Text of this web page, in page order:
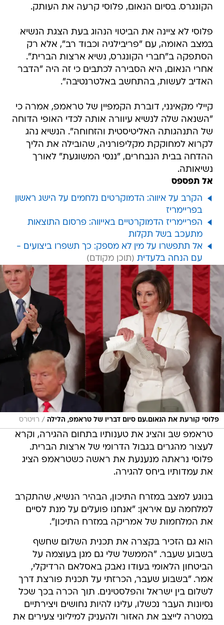
הקונגרס. בסיום הנאום, פלוסי קרעה את העותק.
פלוסי לא ציינה את הביטוי הנהוג בעת הצגת הנשיא
במצב האומה, עם "פריבילגיה וכבוד רב", אלא רק
הסתפקה ב"חברי הקונגרס, נשיא ארצות הברית".
אחרי הנאום, היא הסבירה לכתבים כי זה היה "הדבר
האדיב לעשות, בהתחשב באלטרנטיבה".
קיילי מקאינני, דוברת הקמפיין של טראמפ, אמרה כי
"השנאה שלה לנשיא עיוורה אותה לכדי האופי הדוחה
של התנהגותה האליטיסטית והזחוחה". הנשיא נהג
לקרוא למחוקקת מקליפורניה, שהובילה את הליך
ההדחה בבית הנבחרים, "ננסי המשוגעת" לאורך
נשיאותה.
אל תפספס
הקרב על איווה: הדמוקרטים נלחמים על הישג ראשון
בפריימריז
הפריימריז הדמוקרטיים באייווה: פרסום התוצאות
מתעכב בשל תקלות
אל תתפשרו על מין לא מספק: כך תשפרו ביצועים -
עם הנחה בלעדית
פלוסי קורעת את הנאום.עם סיום דבריו של טראמפ, הלילה / רויטרס
טראמפ שב והציג את טענותיו בתחום ההגירה, וקרא
לעצור מהגרים בגבול הדרומי של ארצות הברית.
פלוסי נראתה מנענעת את ראשה כשטראמפ הציג
את עמדותיו ביחס להגירה.
בנוגע למצב במזרח התיכון, הבהיר הנשיא, שהתקרב
למלחמה עם איראן: "אנחנו פועלים על מנת לסיים
את המלחמות של אמריקה במזרח התיכון".
הוא גם הזכיר בקצרה את תכנית השלום שחשף
בשבוע שעבר. "הממשל שלי גם מגן בעוצמה על
הביטחון הלאומי בעודו נאבק באסלאם הרדיקלי,
אמר. "בשבוע שעבר, הכרזתי על תכנית פורצת דרך
לשלום בין ישראל והפלסטינים. תוך הכרה בכך שכל
נסיונות העבר נכשלו, עלינו להיות נחושים ויצירתיים
במטרה לייצב את האזור ולהעניק למיליוני צעירים את